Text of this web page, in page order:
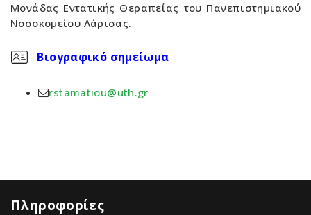
Μονάδας Εντατικής Θεραπείας του Πανεπιστημιακού
Νοσοκομείου Λάρισας.
Βιογραφικό σημείωμα
rstamatiou@uth.gr
Πληροφορίες